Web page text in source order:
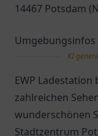
14467 Potsdam
Umgebungsinfos
KI
EWP
zahlreichen
wunderschönen
Stadtzentrum